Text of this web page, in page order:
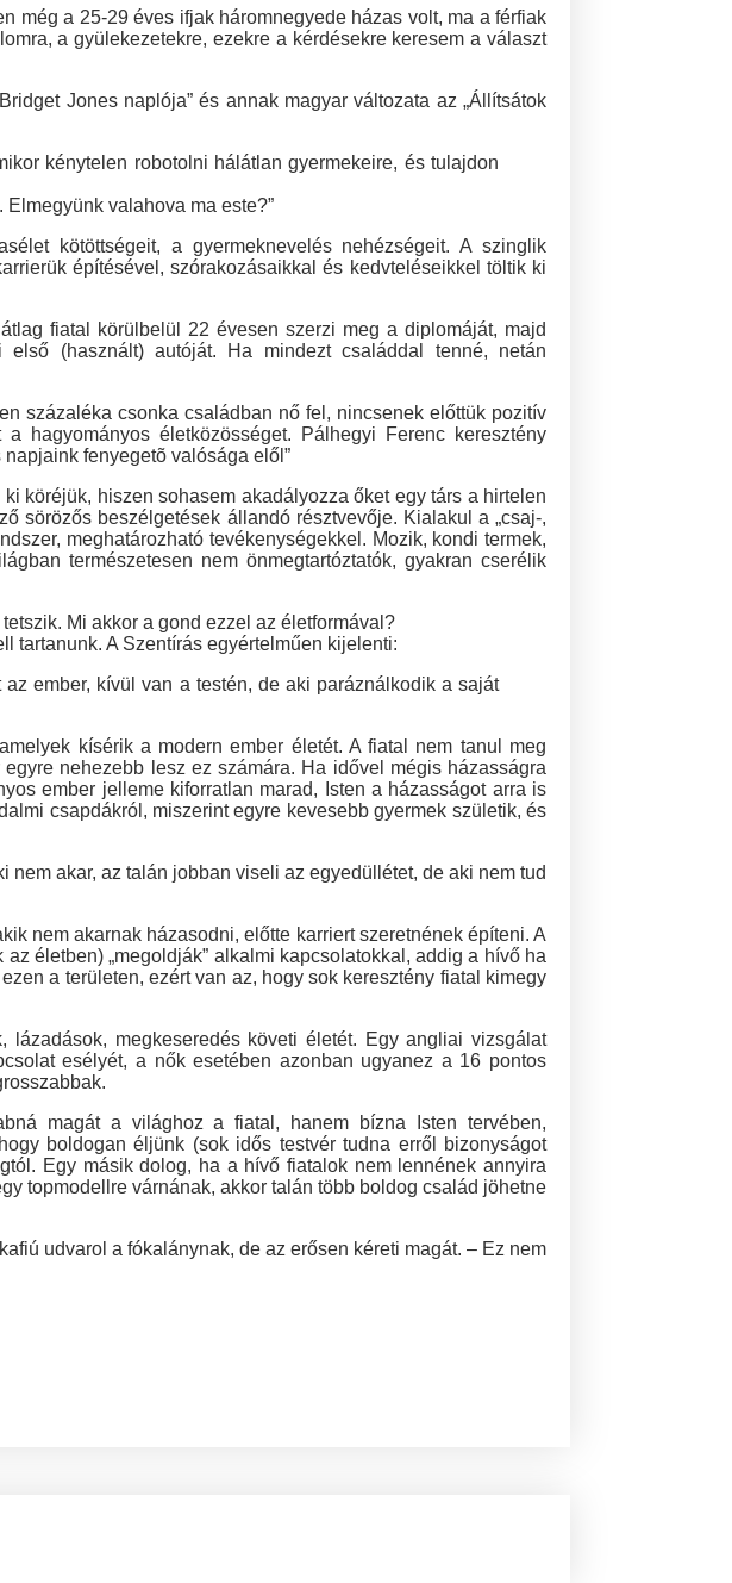
még a 25-29 éves ifjak háromnegyede házas volt, ma a férfiak
a gyülekezetekre, ezekre a kérdésekre keresem a választ
Jones naplója” és annak magyar változata az „Állítsátok
kénytelen robotolni hálátlan gyermekeire, és tulajdon
valahova ma este?”
kötöttségeit, a gyermeknevelés nehézségeit. A szinglik
építésével, szórakozásaikkal és kedvteléseikkel töltik ki
fiatal körülbelül 22 évesen szerzi meg a diplomáját, majd
(használt) autóját. Ha mindezt családdal tenné, netán
százaléka csonka családban nő fel, nincsenek előttük pozitív
hagyományos életközösséget. Pálhegyi Ferenc keresztény
fenyegetõ valósága elől”
köréjük, hiszen sohasem akadályozza őket egy társ a hirtelen
sörözős beszélgetések állandó résztvevője. Kialakul a „csaj-,
meghatározható tevékenységekkel. Mozik, kondi termek,
természetesen nem önmegtartóztatók, gyakran cserélik
Mi akkor a gond ezzel az életformával?
tartanunk. A Szentírás egyértelműen kijelenti:
ember, kívül van a testén, de aki paráználkodik a saját
kísérik a modern ember életét. A fiatal nem tanul meg
nehezebb lesz ez számára. Ha idővel mégis házasságra
ember jelleme kiforratlan marad, Isten a házasságot arra is
csapdákról, miszerint egyre kevesebb gyermek születik, és
akar, az talán jobban viseli az egyedüllétet, de aki nem tud
nem akarnak házasodni, előtte karriert szeretnének építeni. A
életben) „megoldják” alkalmi kapcsolatokkal, addig a hívő ha
a területen, ezért van az, hogy sok keresztény fiatal kimegy
megkeseredés követi életét. Egy angliai vizsgálat
esélyét, a nők esetében azonban ugyanez a 16 pontos
magát a világhoz a fiatal, hanem bízna Isten tervében,
boldogan éljünk (sok idős testvér tudna erről bizonyságot
Egy másik dolog, ha a hívő fiatalok nem lennének annyira
topmodellre várnának, akkor talán több boldog család jöhetne
udvarol a fókalánynak, de az erősen kéreti magát. – Ez nem